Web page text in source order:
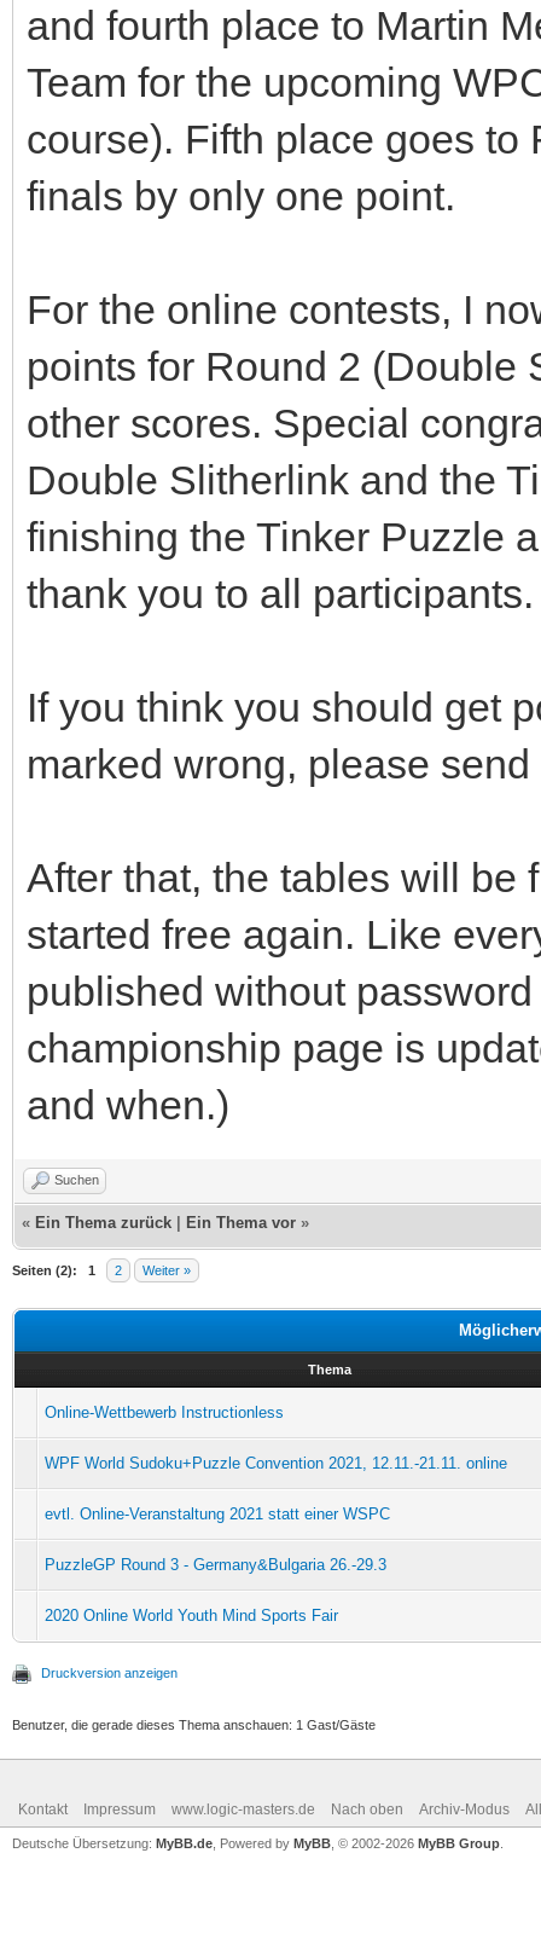
and fourth place to Martin
Team for the upcoming
course). Fifth place goes to
finals by only one point.
For the online contests, I
points for Round 2 (Double
other scores. Special
Double Slitherlink and the
finishing the Tinker Puzzle
thank you to all participants.
If you think you should get
marked wrong, please
After that, the tables will be
started free again. Like
published without
championship page is
and when.)
Suchen
« Ein Thema zurück Ein Thema vor »
Seiten (2): 1 2 Weiter »
Thema
Online-Wettbewerb Instructionless
WPF World Sudoku+Puzzle Convention 2021, 12.11.-21.11. online
evtl. Online-Veranstaltung 2021 statt einer WSPC
PuzzleGP Round 3 - Germany&Bulgaria 26.-29.3
2020 Online World Youth Mind Sports Fair
Druckversion anzeigen
Benutzer, die gerade dieses Thema anschauen: 1 Gast/Gäste
Kontakt Impressum www.logic-masters.de Nach oben Archiv-Modus
Deutsche Übersetzung: MyBB.de , Powered by MyBB , © 2002-2026 MyBB Group